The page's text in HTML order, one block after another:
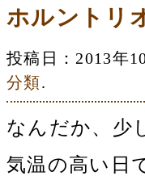
ホルントリ
投稿日：2013年
分類.
なんだか、少
気温の高い日